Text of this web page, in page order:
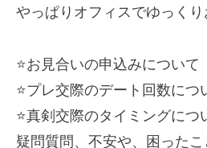
やっぱりオフィスでゆっくり
⭐️お見合いの申込みについて
⭐️プレ交際のデート回数につ
⭐️真剣交際のタイミングにつ
疑問質問、不安や、困った